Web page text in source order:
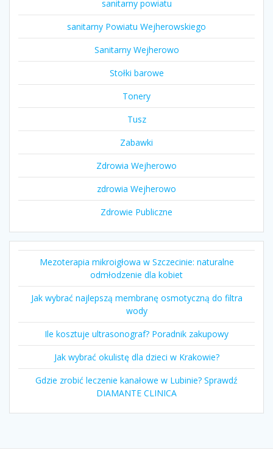
sanitarny powiatu
sanitarny Powiatu Wejherowskiego
Sanitarny Wejherowo
Stołki barowe
Tonery
Tusz
Zabawki
Zdrowia Wejherowo
zdrowia Wejherowo
Zdrowie Publiczne
Mezoterapia mikroigłowa w Szczecinie: naturalne
odmłodzenie dla kobiet
Jak wybrać najlepszą membranę osmotyczną do filtra
wody
Ile kosztuje ultrasonograf? Poradnik zakupowy
Jak wybrać okulistę dla dzieci w Krakowie?
Gdzie zrobić leczenie kanałowe w Lubinie? Sprawdź
DIAMANTE CLINICA